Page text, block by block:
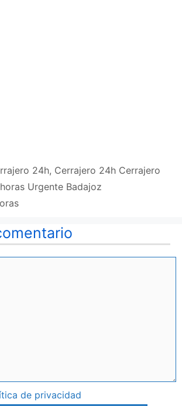
24h, Cerrajero 24h Cerrajero
Urgente Badajoz
de privacidad